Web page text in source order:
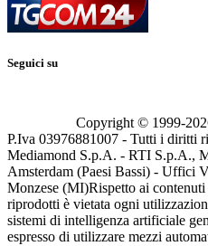
Seguici su
Copyright © 1999-
P.Iva 03976881007 - Tutti i diritti
Mediamond S.p.A. - RTI S.p.A.,
Amsterdam (Paesi Bassi) - Uffici
Monzese (MI)Rispetto ai
riprodotti è vietata ogni
sistemi di intelligenza artificiale
espresso di utilizzare mezzi